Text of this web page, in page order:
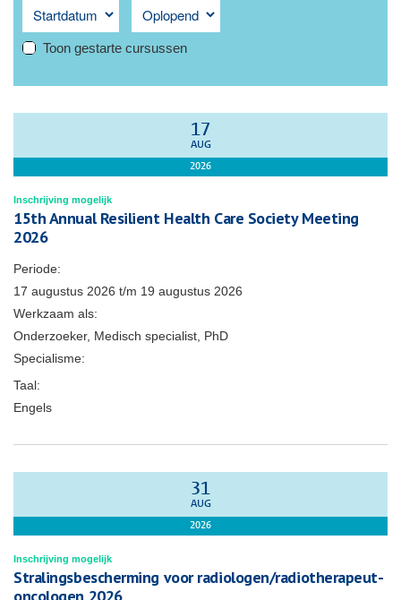
Toon gestarte cursussen
17
AUG
2026
Inschrijving mogelijk
15th Annual Resilient Health Care Society Meeting
2026
Periode:
17 augustus 2026 t/m 19 augustus 2026
Werkzaam als:
Onderzoeker, Medisch specialist, PhD
Specialisme:
Taal:
Engels
31
AUG
2026
Inschrijving mogelijk
Stralingsbescherming voor radiologen/radiotherapeut-